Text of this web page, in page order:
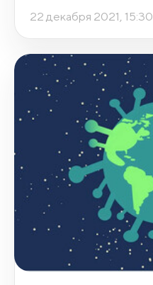
22 декабря 2021, 15:30